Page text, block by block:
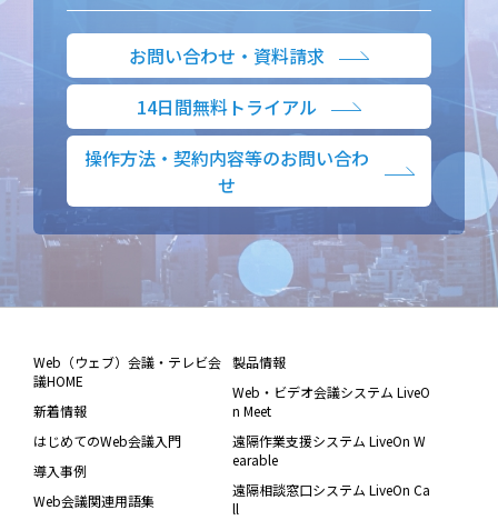
お問い合わせ・資料請求
14日間無料トライアル
操作方法・契約内容等のお問い合わ
せ
Web（ウェブ）会議・テレビ会
議HOME
新着情報
はじめてのWeb会議入門
導入事例
Web会議関連用語集
製品情報
Web・ビデオ会議システム LiveO
n Meet
遠隔作業支援システム LiveOn W
earable
遠隔相談窓口システム LiveOn Ca
ll